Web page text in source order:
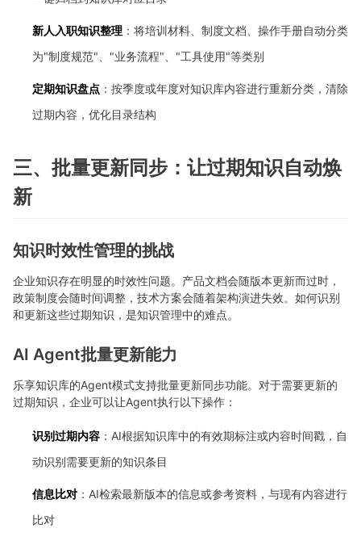
新人入职知识整理 ：将培训材料、制度文档、操作手册自动分类
为"制度规范"、"业务流程"、"工具使用"等类别
定期知识盘点 ：按季度或年度对知识库内容进行重新分类，清除
过期内容，优化目录结构
三、批量更新同步：让过期知识自动焕
新
知识时效性管理的挑战
企业知识存在明显的时效性问题。产品文档会随版本更新而过时，
政策制度会随时间调整，技术方案会随着架构演进失效。如何识别
和更新这些过期知识，是知识管理中的难点。
AI Agent批量更新能力
乐享知识库的Agent模式支持批量更新同步功能。对于需要更新的
过期知识，企业可以让Agent执行以下操作：
识别过期内容 ：AI根据知识库中的有效期标注或内容时间戳，自
动识别需要更新的知识条目
信息比对 ：AI检索最新版本的信息或参考资料，与现有内容进行
比对